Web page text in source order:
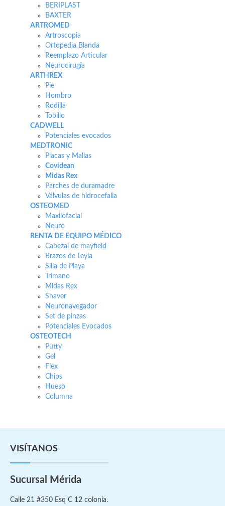
BERIPLAST
BAXTER
ARTROMED
Artroscopia
Ortopedia Blanda
Reemplazo Articular
Neurocirugía
ARTHREX
Pie
Hombro
Rodilla
Tobillo
CADWELL
Potenciales evocados
MEDTRONIC
Placas y Mallas
Covidean
Midas Rex
Parches de duramadre
Válvulas de hidrocefalia
OSTEOMED
Maxilofacial
Neuro
RENTA DE EQUIPO MÉDICO
Cabezal de mayfield
Brazos de Leyla
Silla de Playa
Trimano
Midas Rex
Shaver
Neuronavegador
Set de pinzas
Potenciales Evocados
OSTEOTECH
Putty
Gel
Flex
Chips
Hueso
Columna
VISÍTANOS
Sucursal Mérida
Calle 21 #350 Esq C 12 colonia.